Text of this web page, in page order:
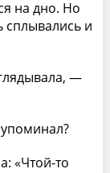
на дно. Но
сплывались и
—
«Чтой-то